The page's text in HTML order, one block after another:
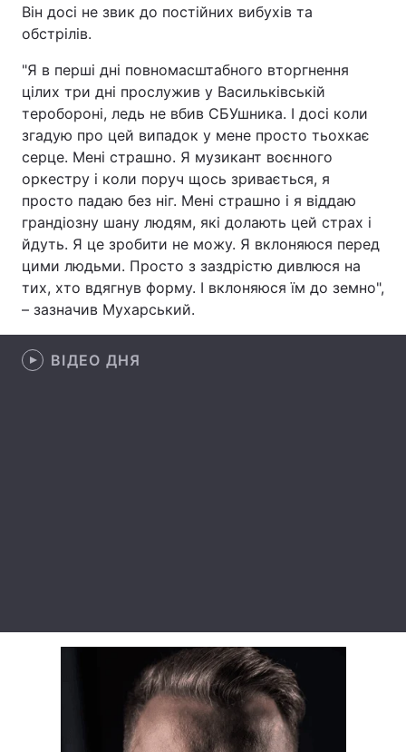
Зброя Інциденти
Цікавинки Погода
Екологія Регіони
Лонгріди
Відео з Youtube Статті
Інтерв'ю Думки
Архів
Контакти
Він досі не звик до постійних вибухів та
обстрілів.
"Я в перші дні повномасштабного вторгнення
цілих три дні прослужив у Васильківській
теробороні, ледь не вбив СБУшника. І досі коли
згадую про цей випадок у мене просто тьохкає
серце. Мені страшно. Я музикант воєнного
оркестру і коли поруч щось зривається, я
просто падаю без ніг. Мені страшно і я віддаю
грандіозну шану людям, які долають цей страх і
йдуть. Я це зробити не можу. Я вклоняюся перед
цими людьми. Просто з заздрістю дивлюся на
тих, хто вдягнув форму. І вклоняюся їм до земно",
– зазначив Мухарський.
ВІДЕО ДНЯ